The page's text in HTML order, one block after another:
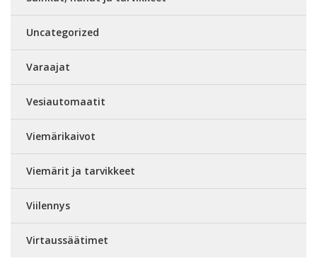
Uncategorized
Varaajat
Vesiautomaatit
Viemärikaivot
Viemärit ja tarvikkeet
Viilennys
Virtaussäätimet